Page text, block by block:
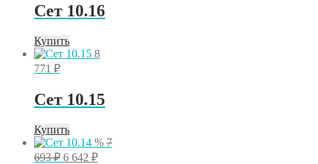
Сет 10.16
Купить
8
771 ₽
Сет 10.15
Купить
% 7
693₽ Первоначальная
6 642 ₽Текущая